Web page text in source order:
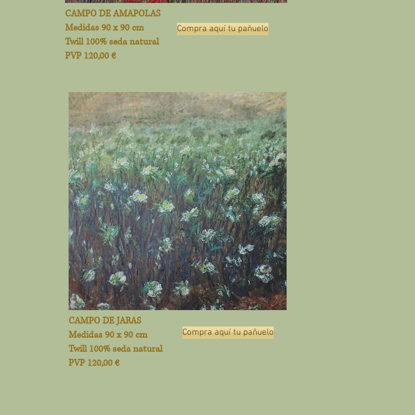
CAMPO DE AMAPOLAS
Medidas 90 x 90 cm
Twill 100% seda natural
PVP 120,00 €
Compra aquí tu pañuelo
CAMPO DE JARAS
Medidas 90 x 90 cm
Twill 100% seda natural
PVP 120,00 €
Compra aquí tu pañuelo